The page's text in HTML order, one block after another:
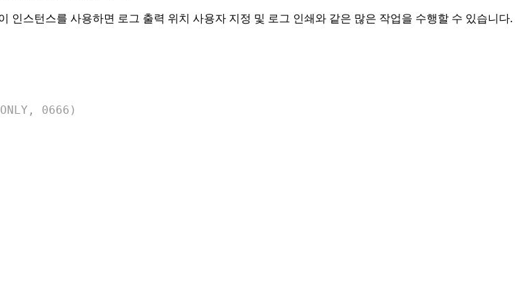
인스턴스를 사용하면 로그 출력 위치 사용자 지정 및 로그 인쇄와 같은 많은 작업을 수행할 수 있습니다.
0666)